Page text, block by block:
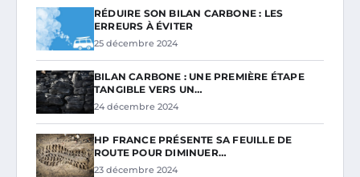
RÉDUIRE SON BILAN CARBONE : LES
ERREURS À ÉVITER
25 décembre 2024
BILAN CARBONE : UNE PREMIÈRE ÉTAPE
TANGIBLE VERS UN…
24 décembre 2024
HP FRANCE PRÉSENTE SA FEUILLE DE
ROUTE POUR DIMINUER…
23 décembre 2024